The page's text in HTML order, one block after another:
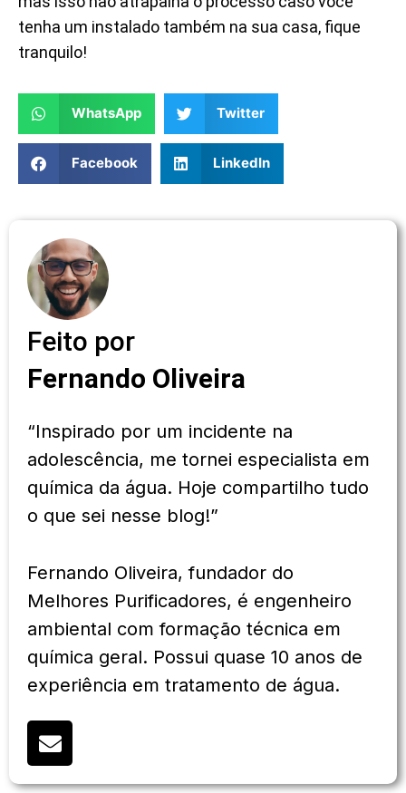
tenha um instalado também na sua casa, fique
tranquilo!
WhatsApp Twitter
Facebook LinkedIn
Feito por
Fernando Oliveira
“Inspirado por um incidente na
adolescência, me tornei especialista em
química da água. Hoje compartilho tudo
o que sei nesse blog!”
Fernando Oliveira, fundador do
Melhores Purificadores, é engenheiro
ambiental com formação técnica em
química geral. Possui quase 10 anos de
experiência em tratamento de água.